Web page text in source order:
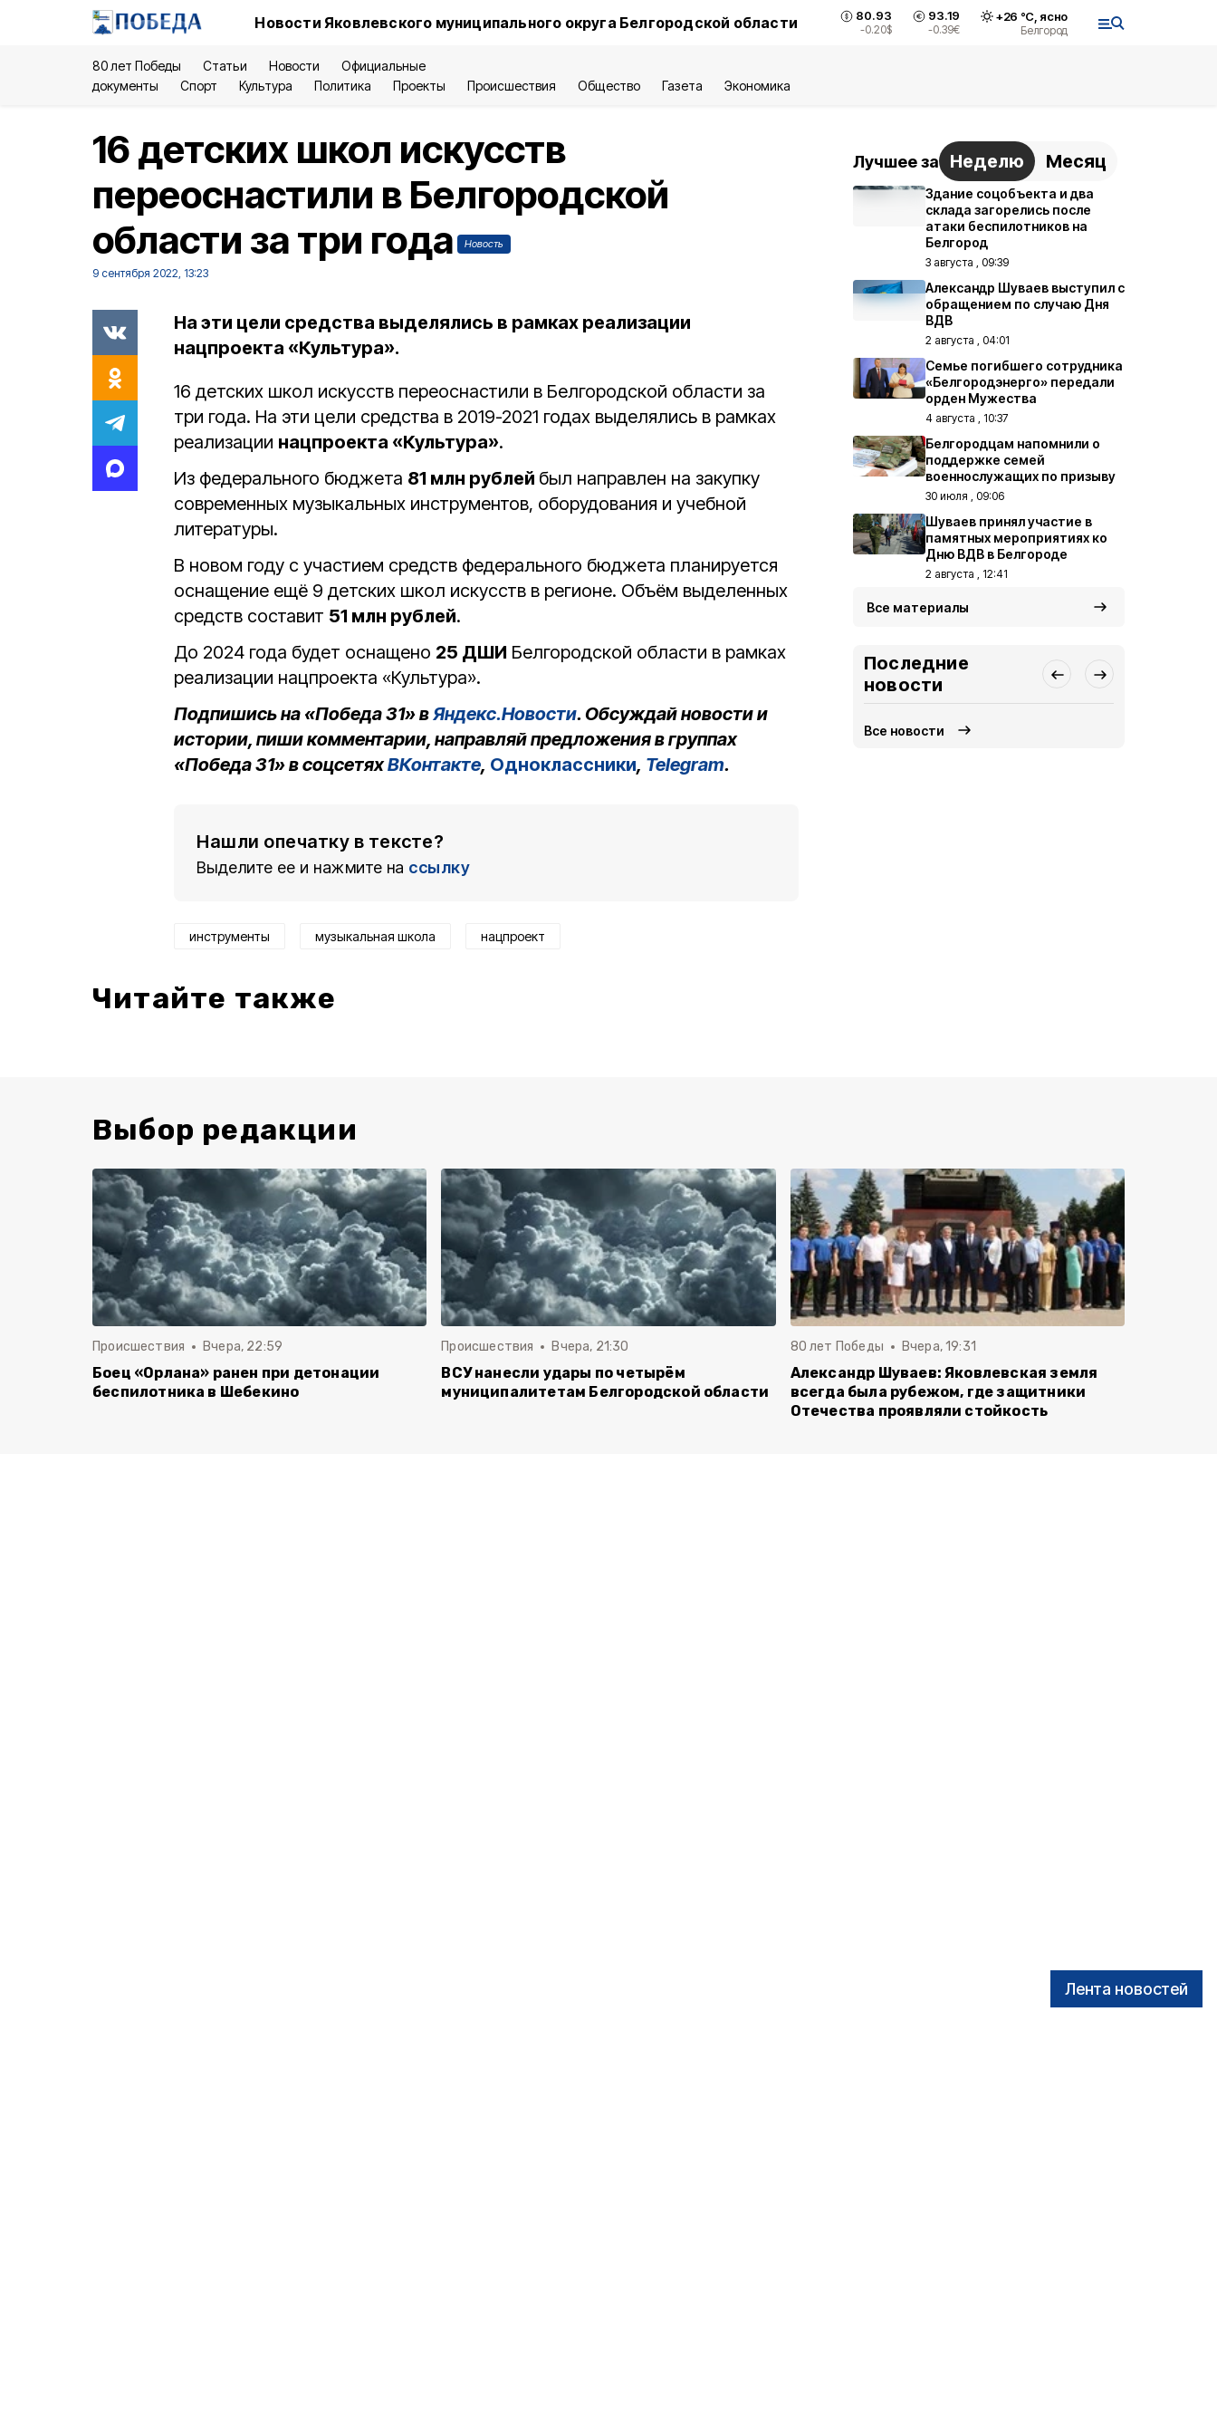
Новости Яковлевского муниципального округа Белгородской области 80.93
-0.20$
93.19
-0.39€
+26 °С, ясно
Белгород
80 лет Победы Статьи Новости
Официальные
документы
Спорт Культура Политика Проекты Происшествия Общество Газета Экономика
Лента новостей
16 детских школ искусств
переоснастили в Белгородской
области за три года
Новость
9 сентября 2022, 13:23
На эти цели средства выделялись в рамках реализации
нацпроекта «Культура».
16 детских школ искусств переоснастили в Белгородской области за
три года. На эти цели средства в 2019-2021 годах выделялись в рамках
реализации нацпроекта «Культура».
Из федерального бюджета 81 млн рублей был направлен на закупку
современных музыкальных инструментов, оборудования и учебной
литературы.
В новом году с участием средств федерального бюджета планируется
оснащение ещё 9 детских школ искусств в регионе. Объём выделенных
средств составит 51 млн рублей.
До 2024 года будет оснащено 25 ДШИ Белгородской области в рамках
реализации нацпроекта «Культура».
Подпишись на «Победа 31» вЯндекс.Новости. Обсуждай новости и
истории, пиши комментарии, направляй предложения в группах
«Победа 31» в соцсетяхВКонтакте, Одноклассники, Telegram.
Нашли опечатку в тексте?
Выделите ее и нажмите на ссылку
инструменты музыкальная школа нацпроект
Читайте также
Лучшее за Неделю Месяц
Здание соцобъекта и два
склада загорелись после
атаки беспилотников на
Белгород
3 августа , 09:39
Александр Шуваев выступил с
обращением по случаю Дня
ВДВ
2 августа , 04:01
Семье погибшего сотрудника
«Белгородэнерго» передали
орден Мужества
4 августа , 10:37
Белгородцам напомнили о
поддержке семей
военнослужащих по призыву
30 июля , 09:06
Шуваев принял участие в
памятных мероприятиях ко
Дню ВДВ в Белгороде
2 августа , 12:41
Все материалы
Последние
новости
Все новости
Выбор редакции
Происшествия Вчера, 22:59
Боец «Орлана» ранен при детонации
беспилотника в Шебекино
Происшествия Вчера, 21:30
ВСУ нанесли удары по четырём
муниципалитетам Белгородской области
80 лет Победы Вчера, 19:31
Александр Шуваев: Яковлевская земля
всегда была рубежом, где защитники
Отечества проявляли стойкость